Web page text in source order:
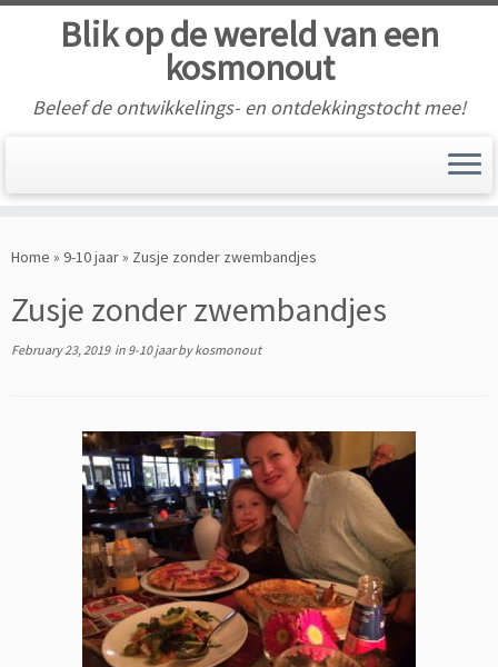
to
Blik op de wereld van een
kosmonout
Beleef de ontwikkelings- en ontdekkingstocht mee!
Home » 9-10 jaar» Zusje zonder zwembandjes
Zusje zonder zwembandjes
February 23, 2019in 9-10 jaarbykosmonout